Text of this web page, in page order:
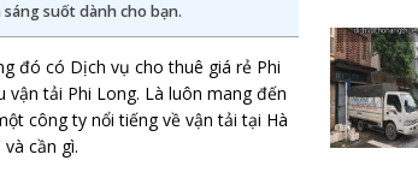
suốt dành cho bạn.
đó có Dịch vụ cho thuê giá rẻ Phi
tải Phi Long. Là luôn mang đến
công ty nổi tiếng về vận tải tại Hà
cần gì.